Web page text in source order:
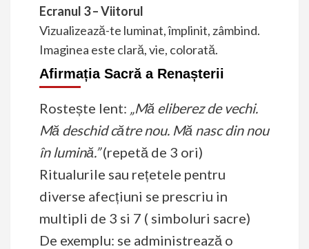
Ecranul 3 – Viitorul
Vizualizează-te luminat, împlinit, zâmbind.
Imaginea este clară, vie, colorată.
Afirmația Sacră a Renașterii
Rostește lent: „Mă eliberez de vechi.
Mă deschid către nou. Mă nasc din nou
în lumină.”(repetă de 3 ori)
Ritualurile sau rețetele pentru
diverse afecțiuni se prescriu in
multipli de 3 si 7 ( simboluri sacre)
De exemplu: se administrează o